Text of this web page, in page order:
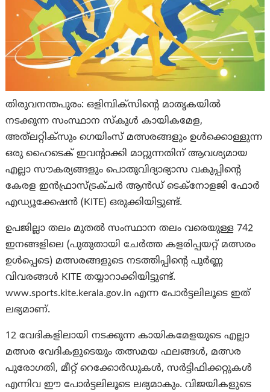
തിരുവനന്തപുരം: ഒളിമ്പിക്‌സിന്റെ മാതൃകയിൽ
നടക്കുന്ന സംസ്ഥാന സ്‌കൂൾ കായികമേള,
അത്‌ലറ്റിക്‌സും ഗെയിംസ് മത്സരങ്ങളും ഉൾക്കൊള്ളുന്ന
ഒരു ഹൈടെക് ഇവന്റാക്കി മാറ്റുന്നതിന് ആവശ്യമായ
എല്ലാ സൗകര്യങ്ങളും പൊതുവിദ്യാഭ്യാസ വകുപ്പിന്റെ
കേരള ഇൻഫ്രാസ്ട്രക്ചർ ആൻഡ് ടെക്‌നോളജി ഫോർ
എഡ്യൂക്കേഷൻ (KITE) ഒരുക്കിയിട്ടുണ്ട്.
ഉപജില്ലാ തലം മുതൽ സംസ്ഥാന തലം വരെയുള്ള 742
ഇനങ്ങളിലെ (പുതുതായി ചേർത്ത കളരിപ്പയറ്റ് മത്സരം
ഉൾപ്പെടെ) മത്സരങ്ങളുടെ നടത്തിപ്പിന്റെ പൂർണ്ണ
വിവരങ്ങൾ KITE തയ്യാറാക്കിയിട്ടുണ്ട്.
www.sports.kite.kerala.gov.in എന്ന പോർട്ടലിലൂടെ ഇത്
ലഭ്യമാണ്.
12 വേദികളിലായി നടക്കുന്ന കായികമേളയുടെ എല്ലാ
മത്സര വേദികളുടെയും തത്സമയ ഫലങ്ങൾ, മത്സര
പുരോഗതി, മീറ്റ് റെക്കോർഡുകൾ, സർട്ടിഫിക്കറ്റുകൾ
എന്നിവ ഈ പോർട്ടലിലൂടെ ലഭ്യമാകും. വിജയികളുടെ